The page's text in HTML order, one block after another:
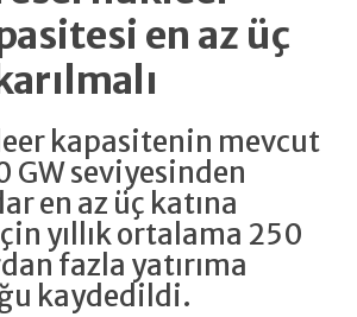
en az üç
kapasitenin mevcut
GW seviyesinden
en az üç katına
yıllık ortalama 250
fazla yatırıma
kaydedildi.